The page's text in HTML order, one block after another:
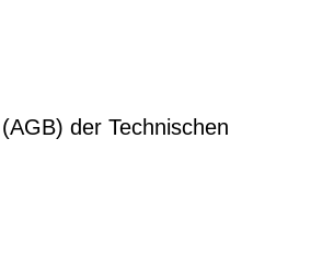
der Technischen